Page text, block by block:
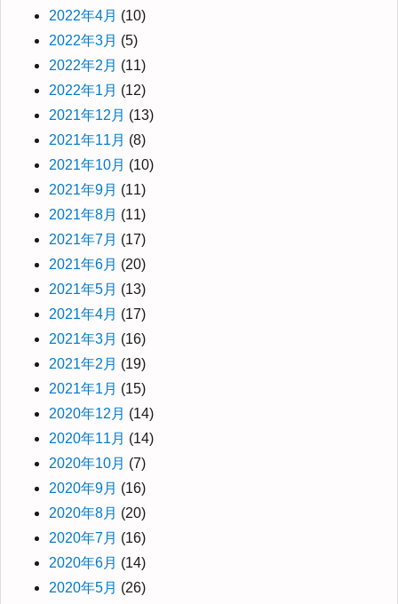
2022年4月 (10)
2022年3月 (5)
2022年2月 (11)
2022年1月 (12)
2021年12月 (13)
2021年11月 (8)
2021年10月 (10)
2021年9月 (11)
2021年8月 (11)
2021年7月 (17)
2021年6月 (20)
2021年5月 (13)
2021年4月 (17)
2021年3月 (16)
2021年2月 (19)
2021年1月 (15)
2020年12月 (14)
2020年11月 (14)
2020年10月 (7)
2020年9月 (16)
2020年8月 (20)
2020年7月 (16)
2020年6月 (14)
2020年5月 (26)